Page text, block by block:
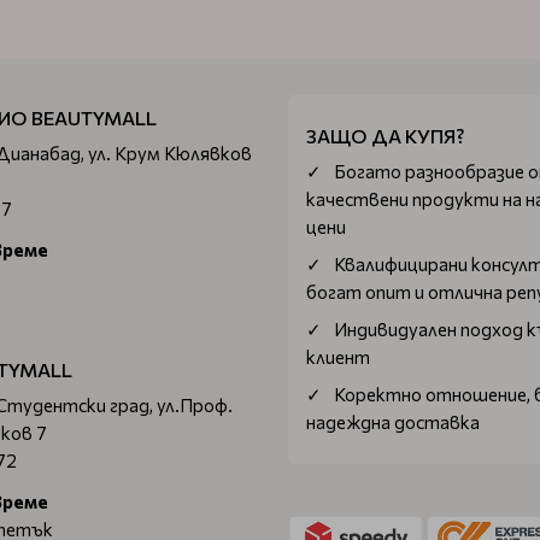
BEAUTYMALL
ул. Крум Кюлявков
град, ул.Проф.
7
ЗАЩО ДА КУПЯ?
Богатo разнообразие
качествени продукти на
цени
Квалифицирани
богат опит и отлична
Индивидуален подход
клиент
Коректно отношение,
надеждна доставка